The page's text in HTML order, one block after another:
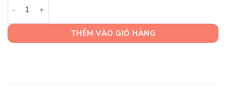
THÊM VÀO GIỎ HÀNG